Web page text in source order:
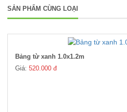
SẢN PHẨM CÙNG LOẠI
Bảng từ xanh 1.0x1.2m
Giá: 520.000 đ